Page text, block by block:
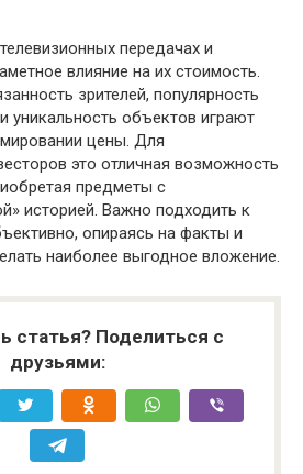
передачах и
влияние на их стоимость.
зрителей, популярность
уникальность объектов играют
цены. Для
это отличная возможность
предметы с
историей. Важно подходить к
опираясь на факты и
наиболее выгодное вложение.
статья? Поделиться с
друзьями: